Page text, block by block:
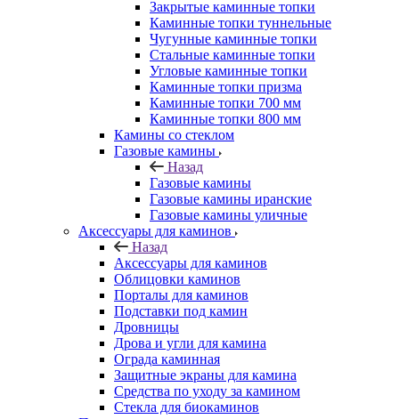
Закрытые каминные топки
Каминные топки туннельные
Чугунные каминные топки
Стальные каминные топки
Угловые каминные топки
Каминные топки призма
Каминные топки 700 мм
Каминные топки 800 мм
Камины со стеклом
Газовые камины
Назад
Газовые камины
Газовые камины иранские
Газовые камины уличные
Аксессуары для каминов
Назад
Аксессуары для каминов
Облицовки каминов
Порталы для каминов
Подставки под камин
Дровницы
Дрова и угли для камина
Ограда каминная
Защитные экраны для камина
Средства по уходу за камином
Стекла для биокаминов